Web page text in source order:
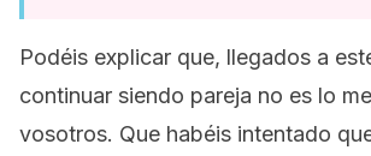
Podéis explicar que, llegados a
continuar siendo pareja no es lo
vosotros. Que habéis intentado